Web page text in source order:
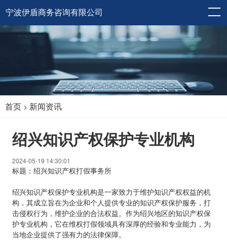
宁波伊盾商务咨询有限公司
首页 > 新闻资讯
绍兴知识产权保护专业机构
2024-05-19 14:30:01
标题：绍兴知识产权打假事务所
绍兴知识产权保护专业机构是一家致力于维护知识产权权益的机
构，其成立旨在为企业和个人提供专业的知识产权保护服务，打
击侵权行为，维护企业的合法权益。作为绍兴地区的知识产权保
护专业机构，它在维权打假领域具有深厚的经验和专业能力，为
当地企业提供了强有力的法律保障。